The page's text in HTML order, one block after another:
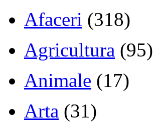
Afaceri (318)
Agricultura (95)
Animale (17)
Arta (31)